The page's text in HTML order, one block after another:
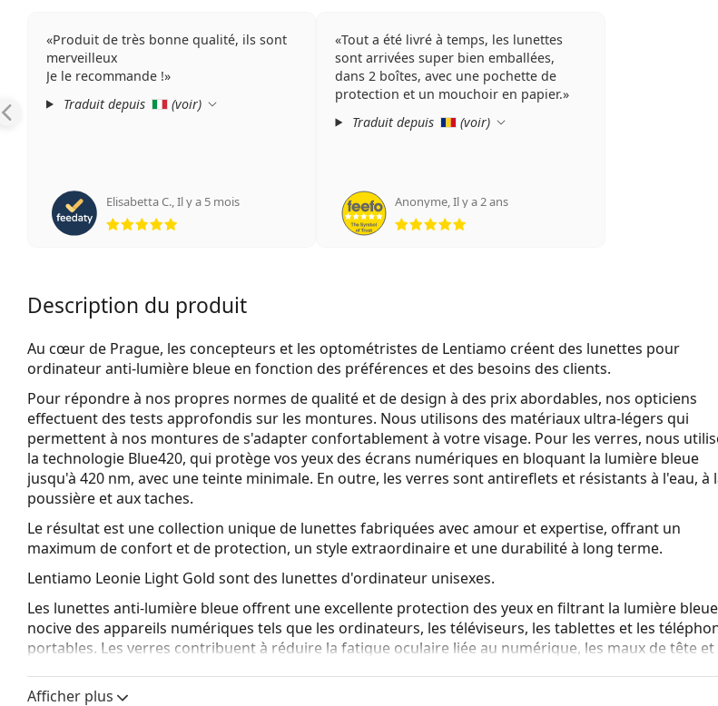
Produit de très bonne qualité, ils sont
merveilleux
Je le recommande !
Traduit depuis
(voir)
Elisabetta C.,Il y a 5 mois
évaluation 5 sur 5
Tout a été livré à temps, les lunettes
sont arrivées super bien emballées,
dans 2 boîtes, avec une pochette de
protection et un mouchoir en papier.
Traduit depuis
(voir)
Anonyme,Il y a 2 ans
évaluation 5 sur 5
Description du produit
Au cœur de Prague, les concepteurs et les optométristes de Lentiamo créent des lunettes pour
ordinateur anti-lumière bleue en fonction des préférences et des besoins des clients.
Pour répondre à nos propres normes de qualité et de design à des prix abordables, nos opticiens
effectuent des tests approfondis sur les montures. Nous utilisons des matériaux ultra-légers qui
permettent à nos montures de s'adapter confortablement à votre visage. Pour les verres, nous
la technologie Blue420, qui protège vos yeux des écrans numériques en bloquant la lumière bleue
jusqu'à 420 nm, avec une teinte minimale. En outre, les verres sont antireflets et résistants à l'eau, à
poussière et aux taches.
Le résultat est une collection unique de lunettes fabriquées avec amour et expertise, offrant un
maximum de confort et de protection, un style extraordinaire et une durabilité à long terme.
Lentiamo Leonie Light Gold sont des lunettes d'ordinateur unisexes.
Les lunettes anti-lumière bleue offrent une excellente protection des yeux en filtrant la lumière bleue
nocive des appareils numériques tels que les ordinateurs, les téléviseurs, les tablettes et les
portables. Les verres contribuent à réduire la fatigue oculaire liée au numérique, les maux de tête et
Voyez de quoi vous avez l'air avec ces lunettes grâce à la fonction d'essai virtuel de Lentiamo.
Afficher plus